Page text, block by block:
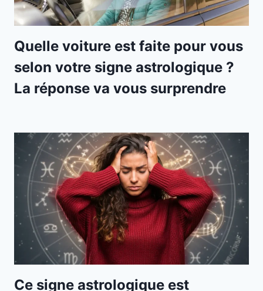
Quelle voiture est faite pour vous
selon votre signe astrologique ?
La réponse va vous surprendre
Ce signe astrologique est